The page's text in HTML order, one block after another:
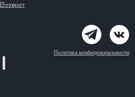
Возврат
Политика конфиденциальности